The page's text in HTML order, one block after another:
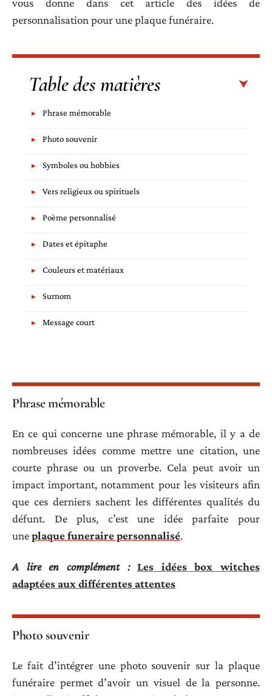
vous donne dans cet article des idées de
personnalisation pour une plaque funéraire.
Table des matières
Phrase mémorable
Photo souvenir
Symboles ou hobbies
Vers religieux ou spirituels
Poème personnalisé
Dates et épitaphe
Couleurs et matériaux
Surnom
Message court
Phrase mémorable
En ce qui concerne une phrase mémorable, il y a de
nombreuses idées comme mettre une citation, une
courte phrase ou un proverbe. Cela peut avoir un
impact important, notamment pour les visiteurs afin
que ces derniers sachent les différentes qualités du
défunt. De plus, c’est une idée parfaite pour
uneplaque funeraire personnalisé.
A lire en complément :
Les idées box witches
adaptées aux différentes attentes
Photo souvenir
Le fait d’intégrer une photo souvenir sur la plaque
funéraire permet d’avoir un visuel de la personne.